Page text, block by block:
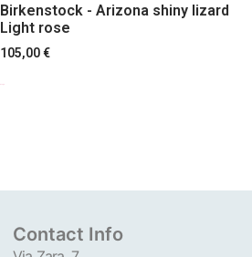
Birkenstock - Arizona shiny lizard
Light rose
105,00€
Contact Info